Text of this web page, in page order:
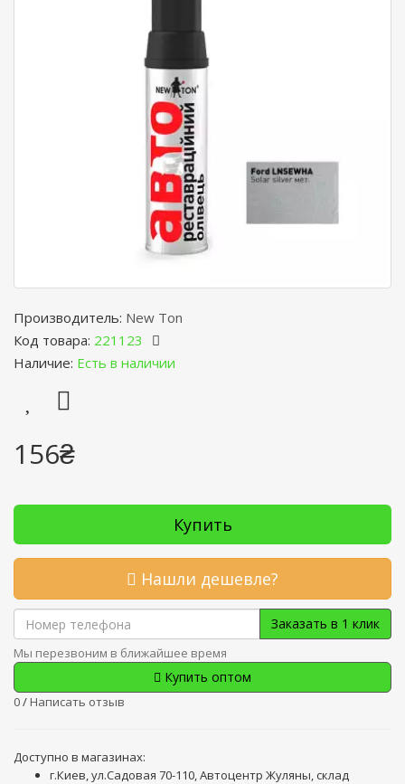
Производитель: New Ton
Код товара: 221123
Наличие: Есть в наличии
156₴
Купить
Нашли дешевле?
Заказать в 1 клик
Мы перезвоним в ближайшее время
Купить оптом
0/ Написать отзыв
Доступно в магазинах:
г.Киев, ул.Садовая 70-110, Автоцентр Жуляны, склад